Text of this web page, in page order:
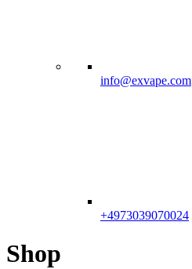
info@exvape.com
+4973039070024
Shop